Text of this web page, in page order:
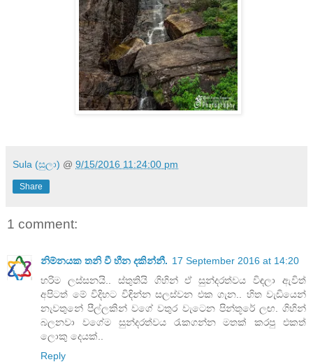
Sula (සුලා) @ 9/15/2016 11:24:00 pm
Share
1 comment:
නිම්නයක තනි වී හීන දකින්නී. 17 September 2016 at 14:20
හරිම ලස්සනයි.. ස්තුතියි ගිහින් ඒ සුන්දරත්වය විඳලා ඇවිත්
අපිටත් මේ විදිහට විඳින්න සලස්වන එක ගැන.. හිත වැඩියෙන්
නැවතුනේ පීල්ලකින් වගේ වතුර වැටෙන පින්තූරේ ලඟ. ගිහින්
බලනවා වගේම සුන්දරත්වය රැකගන්න මතක් කරපු එකත්
ලොකු දෙයක්..
Reply